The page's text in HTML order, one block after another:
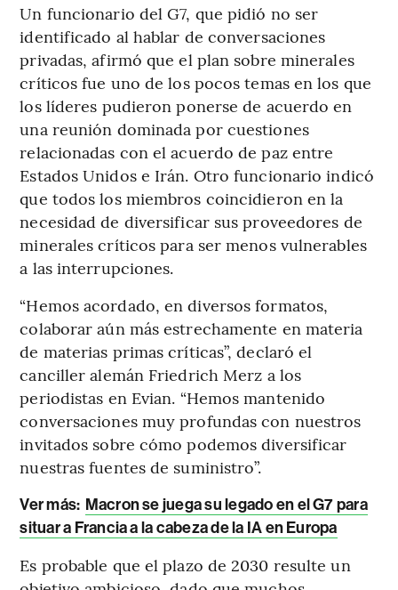
Un funcionario del G7, que pidió no ser
identificado al hablar de conversaciones
privadas, afirmó que el plan sobre minerales
críticos fue uno de los pocos temas en los que
los líderes pudieron ponerse de acuerdo en
una reunión dominada por cuestiones
relacionadas con el acuerdo de paz entre
Estados Unidos e Irán. Otro funcionario indicó
que todos los miembros coincidieron en la
necesidad de diversificar sus proveedores de
minerales críticos para ser menos vulnerables
a las interrupciones.
“Hemos acordado, en diversos formatos,
colaborar aún más estrechamente en materia
de materias primas críticas”, declaró el
canciller alemán Friedrich Merz a los
periodistas en Evian. “Hemos mantenido
conversaciones muy profundas con nuestros
invitados sobre cómo podemos diversificar
nuestras fuentes de suministro”.
Ver más: Macron se juega su legado en el G7 para
situar a Francia a la cabeza de la IA en Europa
Es probable que el plazo de 2030 resulte un